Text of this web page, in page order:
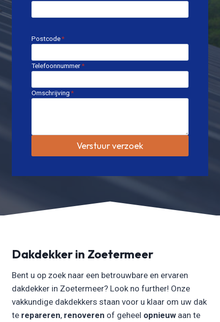
Postcode*
Telefoonnummer*
Omschrijving*
Verstuur verzoek
Dakdekker in Zoetermeer
Bent u op zoek naar een betrouwbare en ervaren
dakdekker in Zoetermeer? Look no further! Onze
vakkundige dakdekkers staan voor u klaar om uw dak
te repareren, renoveren of geheel opnieuw aan te